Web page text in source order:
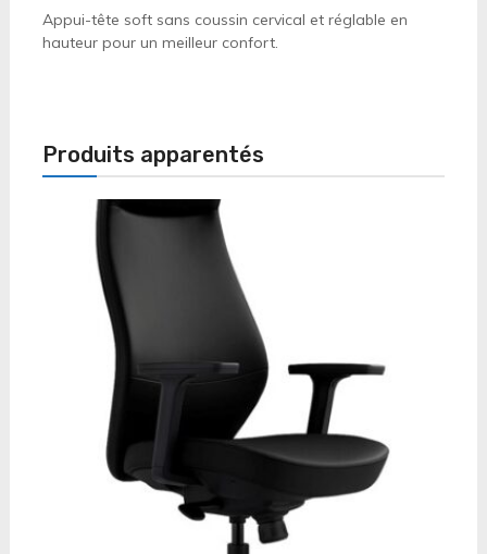
Appui-tête soft sans coussin cervical et réglable en
hauteur pour un meilleur confort.
Produits apparentés